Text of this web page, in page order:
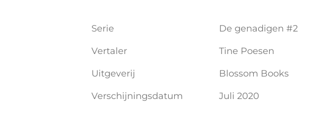
Serie De genadigen #2
Vertaler Tine Poesen
Uitgeverij Blossom Books
Verschijningsdatum Juli 2020